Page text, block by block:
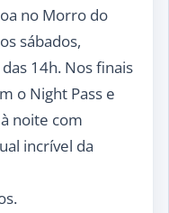
no Morro do
sábados,
14h. Nos finais
o Night Pass e
noite com
incrível da